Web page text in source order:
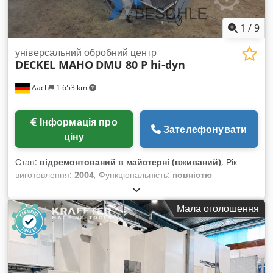
1 /9
Aach 1 653 km
універсальний обробний центр
DECKEL MAHO DMU 80 P hi-dyn
ціну
Зателефонувати
Стан: відремонтований в майстерні (вживаний), Рік
виготовлення: 2004, Функціональність: повністю
, З системою ЧПУ Heidenhain iTNC 530 Рік
випуску: 2004 Переміщення: X 800 мм / Y 600 мм / Z 700
мм Діапазон обертів шпинделя: 0 – 12 000 об/хв,
безступінчато (SK 40) У комплекті з наступним оснащенням:
- NC поворотний стіл Ø 630 мм - Поворотна фрезерна
головка (горизонтальна + вертикальна) - Універсальний
інструментальний магазин на 60 позицій, подвійний захват
Мала оголошення